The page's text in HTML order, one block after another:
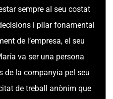
sempre al seu costat
i pilar fonamental
de l’empresa, el seu
va ser una persona
de la companyia pel seu
de treball anònim que